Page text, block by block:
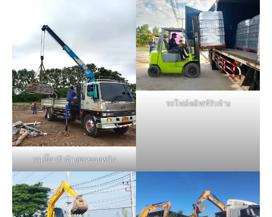
รถเฮี๊ยบรับจ้างยกของหนัก
รถโฟล์คลิฟท์รับจ้าง